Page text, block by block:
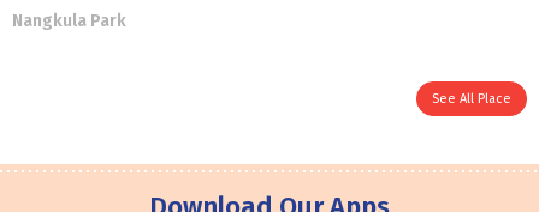
Nangkula Park
See All Place